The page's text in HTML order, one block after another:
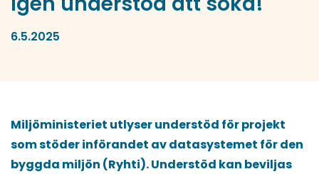
6.5.2025
Miljöministeriet utlyser understöd för projekt
som stöder införandet av datasystemet för den
byggda miljön (Ryhti). Understöd kan beviljas